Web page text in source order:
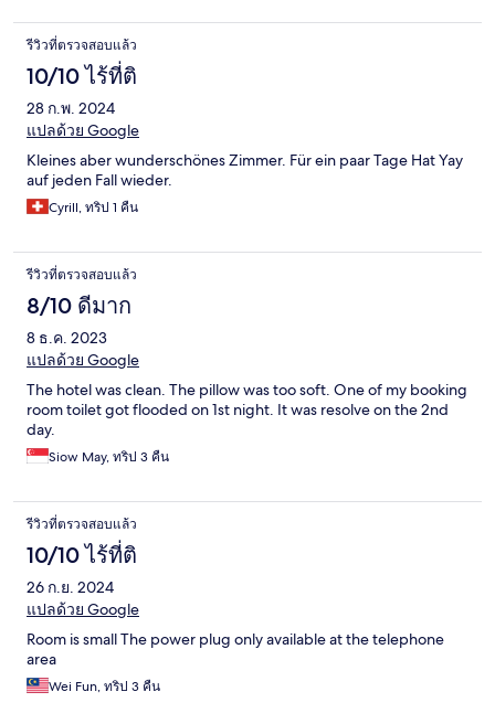
รีวิวที่ตรวจสอบแล้ว
10/10 ไร้ที่ติ
28 ก.พ. 2024
แปลด้วย Google
Kleines aber wunderschönes Zimmer. Für ein paar Tage Hat Yay
auf jeden Fall wieder.
Cyrill, ทริป 1 คืน
รีวิวที่ตรวจสอบแล้ว
8/10 ดีมาก
8 ธ.ค. 2023
แปลด้วย Google
The hotel was clean. The pillow was too soft. One of my booking
room toilet got flooded on 1st night. It was resolve on the 2nd
day.
Siow May, ทริป 3 คืน
รีวิวที่ตรวจสอบแล้ว
10/10 ไร้ที่ติ
26 ก.ย. 2024
แปลด้วย Google
Room is small The power plug only available at the telephone
area
Wei Fun, ทริป 3 คืน